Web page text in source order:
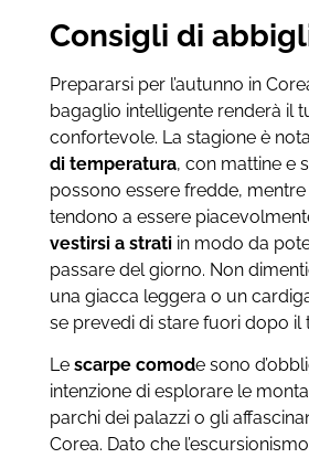
Consigli di
Prepararsi per l’autunno in
bagaglio intelligente renderà il
confortevole. La stagione è
di temperatura, con mattine e
possono essere fredde,
tendono a essere
vestirsi a stratiin modo da
passare del giorno. Non
una giacca leggera o un
se prevedi di stare fuori dopo il
Le scarpe comode sono
intenzione di esplorare le
parchi dei palazzi o gli
Corea. Dato che